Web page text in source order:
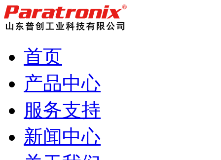
首页
产品中心
服务支持
新闻中心